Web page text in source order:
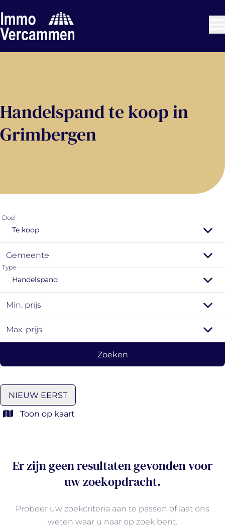
Handelspand te koop in
Grimbergen
Doel
Te koop
Gemeente
Type
Handelspand
Min. prijs
Max. prijs
Zoeken
Toon op kaart
NIEUW EERST
Er zijn geen resultaten gevonden voor
uw zoekopdracht.
Probeer uw zoekcriteria aan te passen of laat ons
weten waar u naar op zoek bent.